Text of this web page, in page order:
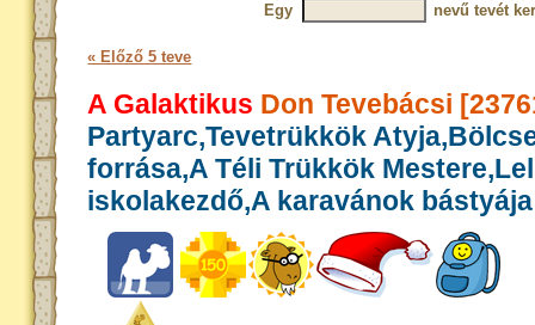
Egy
nevű tevét
« Előző 5 teve
A Galaktikus Don Tevebácsi
Partyarc,Tevetrükkök
forrása,A Téli Trükkök
iskolakezdő,A karavánok bástyája